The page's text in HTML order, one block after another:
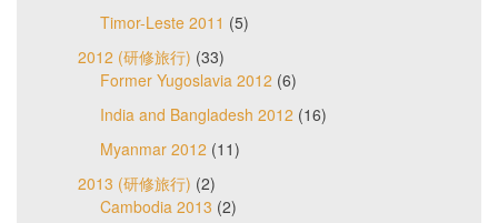
Timor-Leste 2011 (5)
2012 (研修旅行) (33)
Former Yugoslavia 2012 (6)
India and Bangladesh 2012 (16)
Myanmar 2012 (11)
2013 (研修旅行) (2)
Cambodia 2013 (2)